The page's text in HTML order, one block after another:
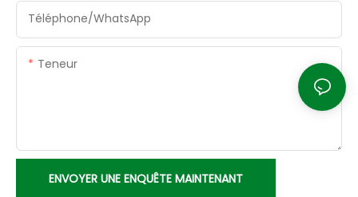
Téléphone/WhatsApp
Teneur
ENVOYER UNE ENQUÊTE MAINTENANT